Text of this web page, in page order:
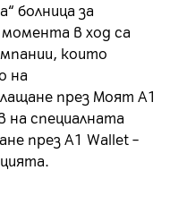
болница за
в ход са
които
на
през Моят А1
на специалната
през A1 Wallet –